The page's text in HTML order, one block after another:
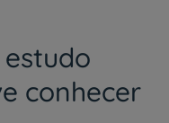
conhecer